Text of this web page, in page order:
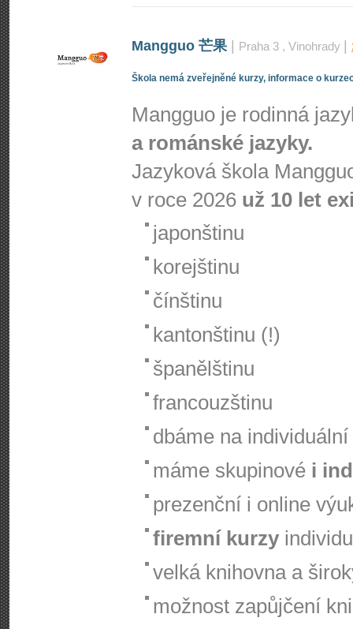
Mangguo 芒果 Praha 3 , Vinohrady
Škola nemá zveřejněné kurzy, informace o
Mangguo je rodinná
a románské jazyky.
Jazyková škola
v roce 2026 už 10 let
japonštinu
korejštinu
čínštinu
kantonštinu (!)
španělštinu
francouzštinu
dbáme na
máme skupinové i
prezenční i online
firemní kurzy
velká knihovna a
možnost zapůjčení